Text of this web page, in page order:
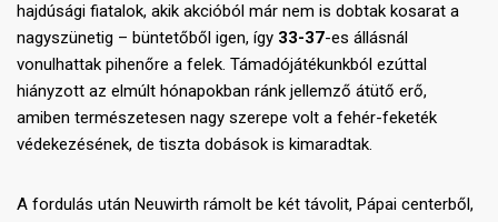
hajdúsági fiatalok, akik akcióból már nem is dobtak kosarat a
nagyszünetig – büntetőből igen, így 33-37-es állásnál
vonulhattak pihenőre a felek. Támadójátékunkból ezúttal
hiányzott az elmúlt hónapokban ránk jellemző átütő erő,
amiben természetesen nagy szerepe volt a fehér-feketék
védekezésének, de tiszta dobások is kimaradtak.
A fordulás után Neuwirth rámolt be két távolit, Pápai centerből,